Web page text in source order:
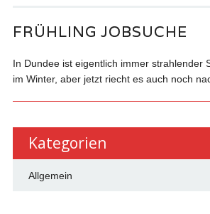
FRÜHLING JOBSUCHE
In Dundee ist eigentlich immer strahlender
im Winter, aber jetzt riecht es auch noch
Kategorien
Allgemein